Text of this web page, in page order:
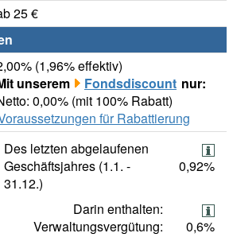
25 €
(1,96% effektiv)
unserem
Fondsdiscount nur:
0,00% (mit 100% Rabatt)
für Rabattierung
Des letzten abgelaufenen
Geschäftsjahres (1.1. -
31.12.)
0,92%
Darin enthalten:
Verwaltungsvergütung:
0,6%